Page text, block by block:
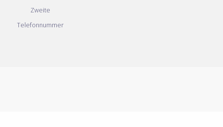
Zweite
Telefonnummer